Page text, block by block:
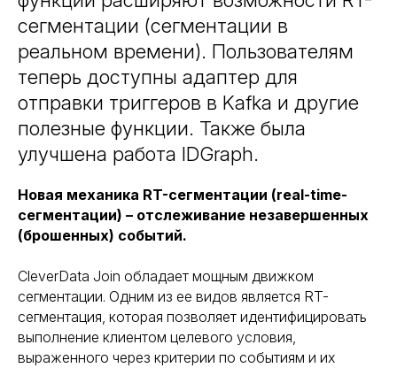
сегментации (сегментации в
реальном времени). Пользователям
теперь доступны адаптер для
отправки триггеров в Kafka и другие
полезные функции. Также была
улучшена работа IDGraph.
Новая механика RT-сегментации (real-time-
сегментации) – отслеживание незавершенных
(брошенных) событий.
CleverData Join обладает мощным движком
сегментации. Одним из ее видов является RT-
сегментация, которая позволяет идентифицировать
выполнение клиентом целевого условия,
выраженного через критерии по событиям и их